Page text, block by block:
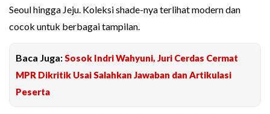
Seoul hingga Jeju. Koleksi shade-nya terlihat modern dan
cocok untuk berbagai tampilan.
Baca Juga:Sosok Indri Wahyuni, Juri Cerdas Cermat
MPR Dikritik Usai Salahkan Jawaban dan Artikulasi
Peserta